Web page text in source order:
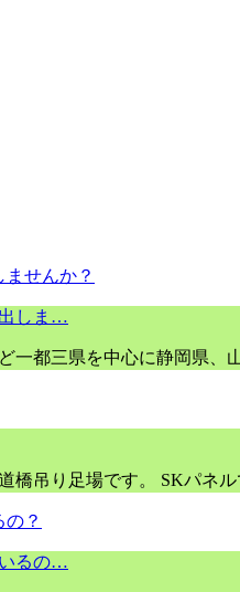
しま…
一都三県を中心に静岡県
橋吊り足場です。 SKパネ
いるの…